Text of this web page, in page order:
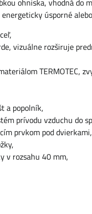
ohniska, vhodná do
úsporné
vizuálne rozširuje
TERMOTEC,
a popolník,
prívodu vzduchu do
prvkom pod
v rozsahu 40 mm,